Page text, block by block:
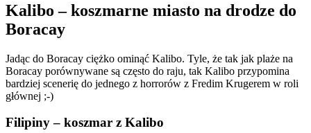
Kalibo – koszmarne miasto na drodze do
Boracay
Jadąc do Boracay ciężko ominąć Kalibo. Tyle, że tak jak plaże na
Boracay porównywane są często do raju, tak Kalibo przypomina
bardziej scenerię do jednego z horrorów z Fredim Krugerem w roli
głównej ;-)
Filipiny – koszmar z Kalibo